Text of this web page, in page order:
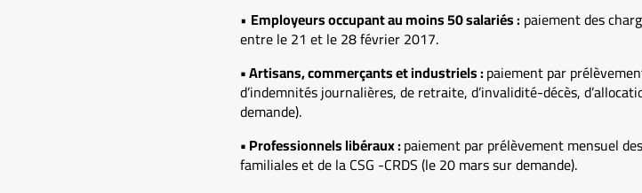
• Employeurs occupant au moins 50 salariés : paiement des
entre le 21 et le 28 février 2017.
• Artisans, commerçants et industriels :paiement par
d’indemnités journalières, de retraite, d’invalidité-décès,
demande).
• Professionnels libéraux :paiement par prélèvement mensuel
familiales et de la CSG -CRDS (le 20 mars sur demande).